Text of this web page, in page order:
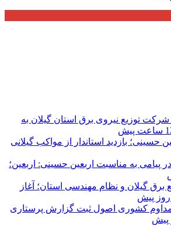
شركت توزیع نیروی برق استان گیلان به
پیش
حسینی؛ بازدید استاندار از مواکب گیلانی
در پیامی به مناسبت اربعین حسینی: اربعین؛
برق گیلان و نظام مهندسی استان؛ آغاز
مداوم کشوری اصول ثبت گزارش پرستاری